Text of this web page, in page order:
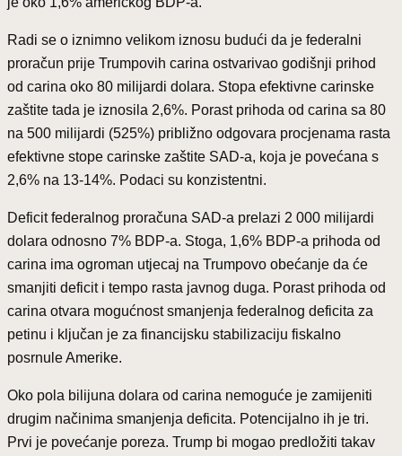
Radi se o iznimno velikom iznosu budući da je federalni
proračun prije Trumpovih carina ostvarivao godišnji prihod
od carina oko 80 milijardi dolara. Stopa efektivne carinske
zaštite tada je iznosila 2,6%. Porast prihoda od carina sa 80
na 500 milijardi (525%) približno odgovara procjenama rasta
efektivne stope carinske zaštite SAD-a, koja je povećana s
2,6% na 13-14%. Podaci su konzistentni.
Deficit federalnog proračuna SAD-a prelazi 2 000 milijardi
dolara odnosno 7% BDP-a. Stoga, 1,6% BDP-a prihoda od
carina ima ogroman utjecaj na Trumpovo obećanje da će
smanjiti deficit i tempo rasta javnog duga. Porast prihoda od
carina otvara mogućnost smanjenja federalnog deficita za
petinu i ključan je za financijsku stabilizaciju fiskalno
posrnule Amerike.
Oko pola bilijuna dolara od carina nemoguće je zamijeniti
drugim načinima smanjenja deficita. Potencijalno ih je tri.
Prvi je povećanje poreza. Trump bi mogao predložiti takav